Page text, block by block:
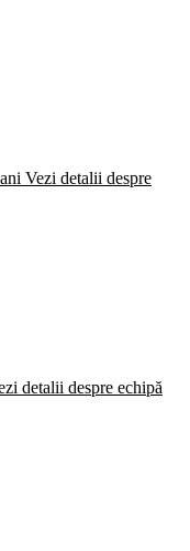
Vezi detalii despre
detalii despre echipă